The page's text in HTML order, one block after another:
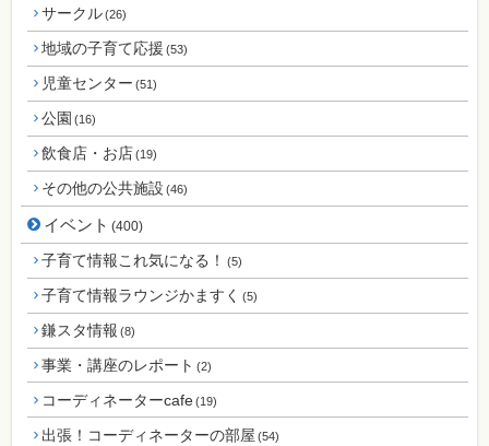
サークル(26)
地域の子育て応援 (53)
児童センター (51)
公園 (16)
飲食店・お店(19)
その他の公共施設 (46)
イベント (400)
子育て情報これ気になる！ (5)
子育て情報ラウンジかますく (5)
鎌スタ情報 (8)
事業・講座のレポート (2)
コーディネーターcafe(19)
出張！コーディネーターの部屋 (54)